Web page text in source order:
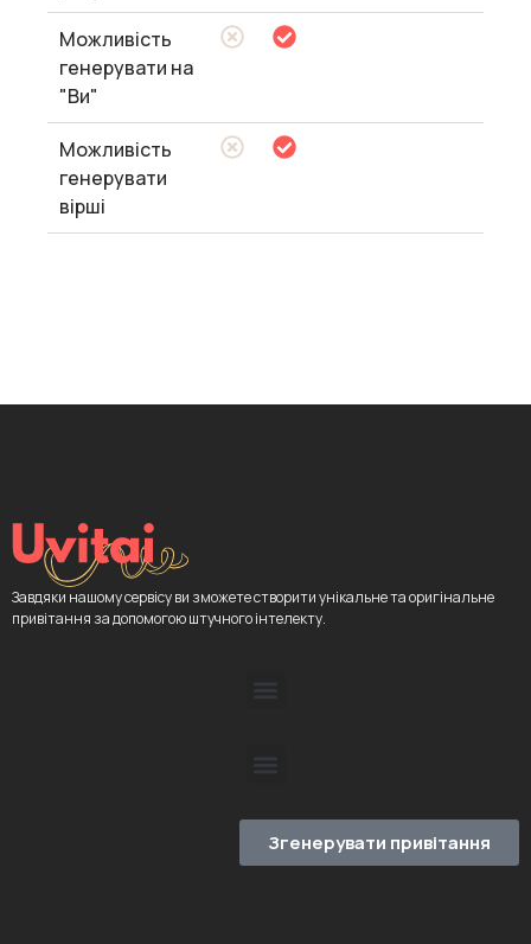
Можливість
генерувати на
"Ви"
Можливість
генерувати
вірші
Завдяки нашому сервісу ви зможете створити унікальне та оригінальне
привітання за допомогою штучного інтелекту.
Згенерувати привітання